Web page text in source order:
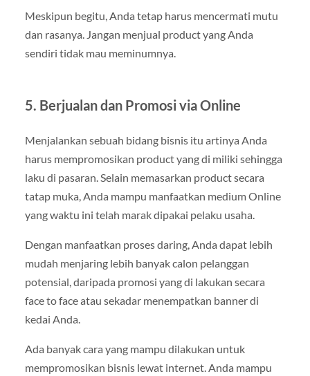
Meskipun begitu, Anda tetap harus mencermati mutu
dan rasanya. Jangan menjual product yang Anda
sendiri tidak mau meminumnya.
5. Berjualan dan Promosi via Online
Menjalankan sebuah bidang bisnis itu artinya Anda
harus mempromosikan product yang di miliki sehingga
laku di pasaran. Selain memasarkan product secara
tatap muka, Anda mampu manfaatkan medium Online
yang waktu ini telah marak dipakai pelaku usaha.
Dengan manfaatkan proses daring, Anda dapat lebih
mudah menjaring lebih banyak calon pelanggan
potensial, daripada promosi yang di lakukan secara
face to face atau sekadar menempatkan banner di
kedai Anda.
Ada banyak cara yang mampu dilakukan untuk
mempromosikan bisnis lewat internet. Anda mampu